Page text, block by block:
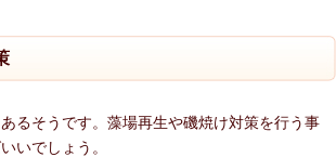
るそうです。藻場再生や磯焼け対策を行う事
いでしょう。